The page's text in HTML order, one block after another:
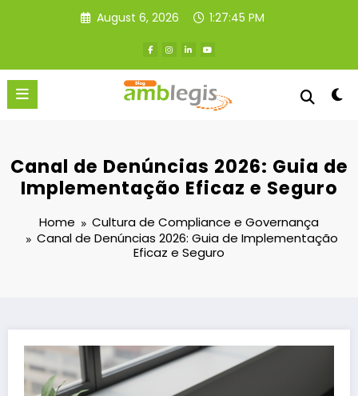
August 6, 2026 1:27:47 PM
Canal de Denúncias 2026: Guia de
Implementação Eficaz e Seguro
Home
Cultura de Compliance e Governança
Canal de Denúncias 2026: Guia de Implementação
Eficaz e Seguro